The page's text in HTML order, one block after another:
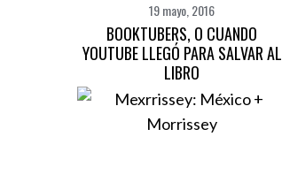
19 mayo, 2016
BOOKTUBERS, O CUANDO
YOUTUBE LLEGÓ PARA SALVAR AL
LIBRO